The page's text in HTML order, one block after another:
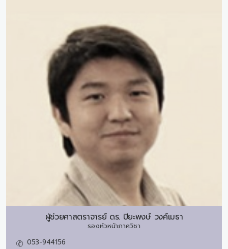
ผู้ช่วยศาสตราจารย์ ดร. ปิยะพงษ์ วงค์เมธา
รองหัวหน้าภาควิชา
053-944156